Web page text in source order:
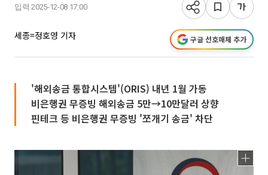
입력 2025-12-08 17:00
세종=정호영 기자 구글 선호매체 추가
'해외송금 통합시스템'(ORIS) 내년 1월 가동
비은행권 무증빙 해외송금 5만→10만달러 상향
핀테크 등 비은행권 무증빙 '쪼개기 송금' 차단